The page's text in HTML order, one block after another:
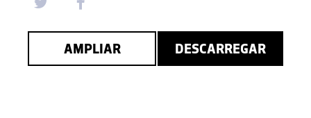
AMPLIAR DESCARREGAR